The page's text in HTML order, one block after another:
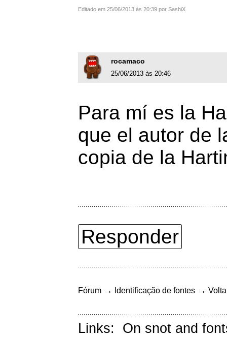
Editado em 25/06/2013 às 20:39 por SashiX
rocamaco
25/06/2013 às 20:46
Para mí es la
que el autor de
copia de la
Responder
Fórum → Identificação de fontes →
Links: On snot and